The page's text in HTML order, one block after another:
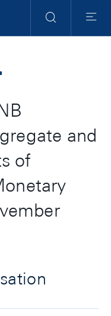
Navigation
Suche Menu
and
of